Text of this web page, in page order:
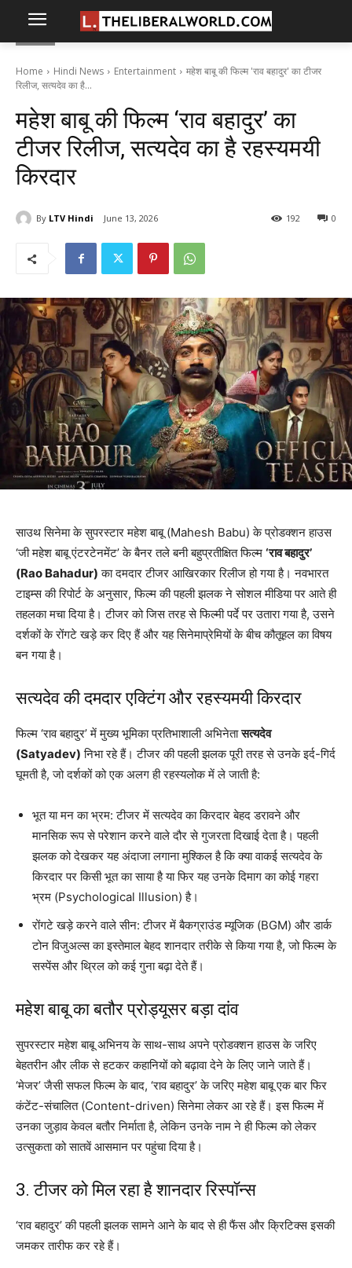
Home Hindi News Entertainment
महेश बाबू की फिल्म 'राव बहादुर' का टीजर
रिलीज, सत्यदेव का है...
महेश बाबू की फिल्म ‘राव बहादुर’ का
टीजर रिलीज, सत्यदेव का है रहस्यमयी
किरदार
By LTV Hindi June 13, 2026 0
192
साउथ सिनेमा के सुपरस्टार महेश बाबू (Mahesh Babu) के प्रोडक्शन हाउस
‘जी महेश बाबू एंटरटेनमेंट’ के बैनर तले बनी बहुप्रतीक्षित फिल्म ‘राव बहादुर’
(Rao Bahadur) का दमदार टीजर आखिरकार रिलीज हो गया है। नवभारत
टाइम्स की रिपोर्ट के अनुसार, फिल्म की पहली झलक ने सोशल मीडिया पर आते ही
तहलका मचा दिया है। टीजर को जिस तरह से फिल्मी पर्दे पर उतारा गया है, उसने
दर्शकों के रोंगटे खड़े कर दिए हैं और यह सिनेमाप्रेमियों के बीच कौतूहल का विषय
बन गया है।
सत्यदेव की दमदार एक्टिंग और रहस्यमयी किरदार
फिल्म ‘राव बहादुर’ में मुख्य भूमिका प्रतिभाशाली अभिनेतासत्यदेव
(Satyadev) निभा रहे हैं। टीजर की पहली झलक पूरी तरह से उनके इर्द-गिर्द
घूमती है, जो दर्शकों को एक अलग ही रहस्यलोक में ले जाती है:
भूत या मन का भ्रम: टीजर में सत्यदेव का किरदार बेहद डरावने और
मानसिक रूप से परेशान करने वाले दौर से गुजरता दिखाई देता है। पहली
झलक को देखकर यह अंदाजा लगाना मुश्किल है कि क्या वाकई सत्यदेव के
किरदार पर किसी भूत का साया है या फिर यह उनके दिमाग का कोई गहरा
भ्रम (Psychological Illusion) है।
रोंगटे खड़े करने वाले सीन: टीजर में बैकग्राउंड म्यूजिक (BGM) और डार्क
टोन विजुअल्स का इस्तेमाल बेहद शानदार तरीके से किया गया है, जो फिल्म के
सस्पेंस और थ्रिल को कई गुना बढ़ा देते हैं।
महेश बाबू का बतौर प्रोड्यूसर बड़ा दांव
सुपरस्टार महेश बाबू अभिनय के साथ-साथ अपने प्रोडक्शन हाउस के जरिए
बेहतरीन और लीक से हटकर कहानियों को बढ़ावा देने के लिए जाने जाते हैं।
‘मेजर’ जैसी सफल फिल्म के बाद, ‘राव बहादुर’ के जरिए महेश बाबू एक बार फिर
कंटेंट-संचालित (Content-driven) सिनेमा लेकर आ रहे हैं। इस फिल्म में
उनका जुड़ाव केवल बतौर निर्माता है, लेकिन उनके नाम ने ही फिल्म को लेकर
उत्सुकता को सातवें आसमान पर पहुंचा दिया है।
3. टीजर को मिल रहा है शानदार रिस्पॉन्स
‘राव बहादुर’ की पहली झलक सामने आने के बाद से ही फैंस और क्रिटिक्स इसकी
जमकर तारीफ कर रहे हैं।